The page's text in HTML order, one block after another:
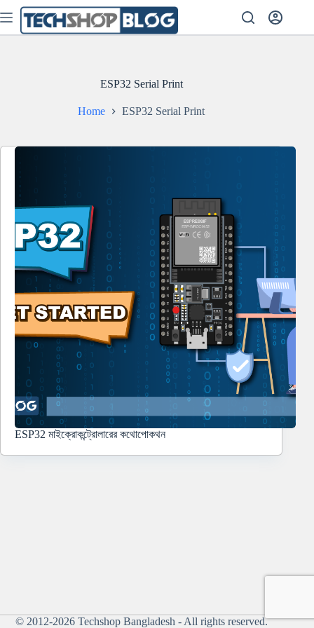
to
content
ESP32 Serial Print
Home ESP32 Serial Print
ESP32 মাইক্রোকন্ট্রোলারের কথোপোকথন
© 2012-2026 Techshop Bangladesh - All rights reserved.